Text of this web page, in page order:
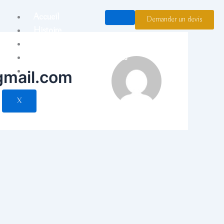
Demander un devis
Mariages et événementiels
Nous contacter
X